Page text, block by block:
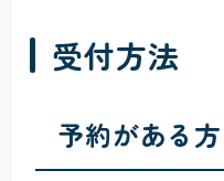
受付方法
予約がある方